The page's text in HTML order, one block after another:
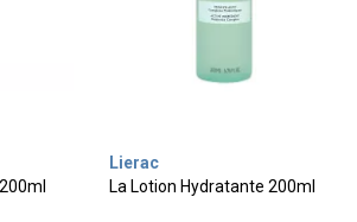
Lierac
La Lotion Hydratante 200ml